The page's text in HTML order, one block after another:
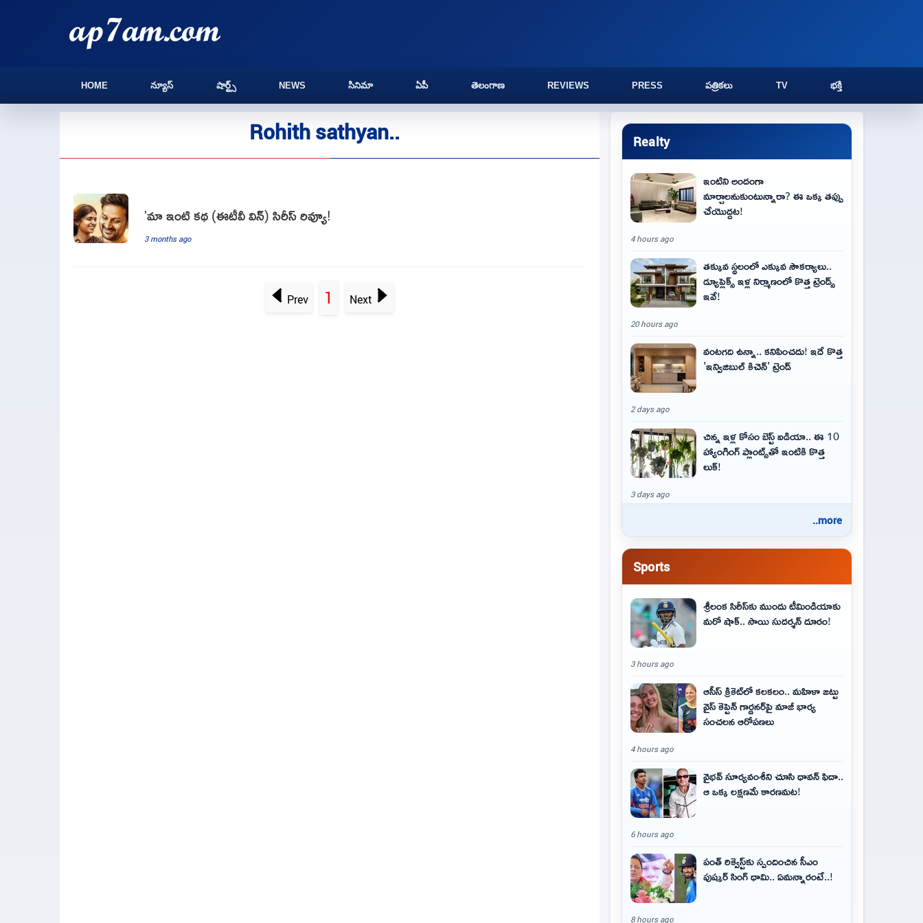
HOME న్యూస్ షార్ట్స్ NEWS సినిమా ఏపీ తెలంగాణ REVIEWS PRESS పత్రికలు TV భక్తి
Rohith sathyan..
'మా ఇంటి కథ (ఈటీవీ విన్) సిరీస్ రివ్యూ!
3 months ago
Prev 1 Next
Realty
ఇంటిని అందంగా
మార్చాలనుకుంటున్నారా? ఈ ఒక్క తప్పు
చేయొద్దట!
4 hours ago
తక్కువ స్థలంలో ఎక్కువ సౌకర్యాలు..
డ్యూప్లెక్స్ ఇళ్ల నిర్మాణంలో కొత్త ట్రెండ్స్
ఇవే!
20 hours ago
వంటగది ఉన్నా.. కనిపించదు! ఇదే కొత్త
'ఇన్విజిబుల్ కిచెన్' ట్రెండ్
2 days ago
చిన్న ఇళ్ల కోసం బెస్ట్ ఐడియా.. ఈ 10
హ్యాంగింగ్ ప్లాంట్స్‌తో ఇంటికి కొత్త
లుక్!
3 days ago
..more
Sports
శ్రీలంక సిరీస్‌కు ముందు టీమిండియాకు
మరో షాక్‌.. సాయి సుదర్శన్‌ దూరం!
3 hours ago
ఆసీస్ క్రికెట్‌లో కలకలం.. మహిళా జట్టు
వైస్ కెప్టెన్ గార్డనర్‌పై మాజీ భార్య
సంచలన ఆరోపణలు
4 hours ago
వైభవ్‌ సూర్యవంశీని చూసి ధావన్‌ ఫిదా..
ఆ ఒక్క లక్షణమే కారణమట!
6 hours ago
పంత్ రిక్వెస్ట్‌కు స్పందించిన సీఎం
పుష్కర్ సింగ్ ధామి.. ఏమ‌న్నారంటే..!
8 hours ago